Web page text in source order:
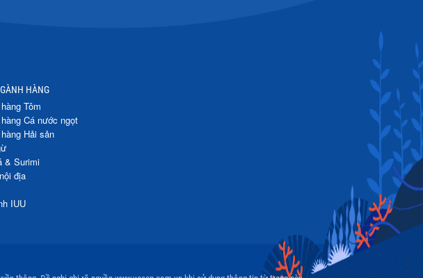
HÀNG
Tôm
Cá nước ngọt
Hải sản
& Surimi
địa
IUU